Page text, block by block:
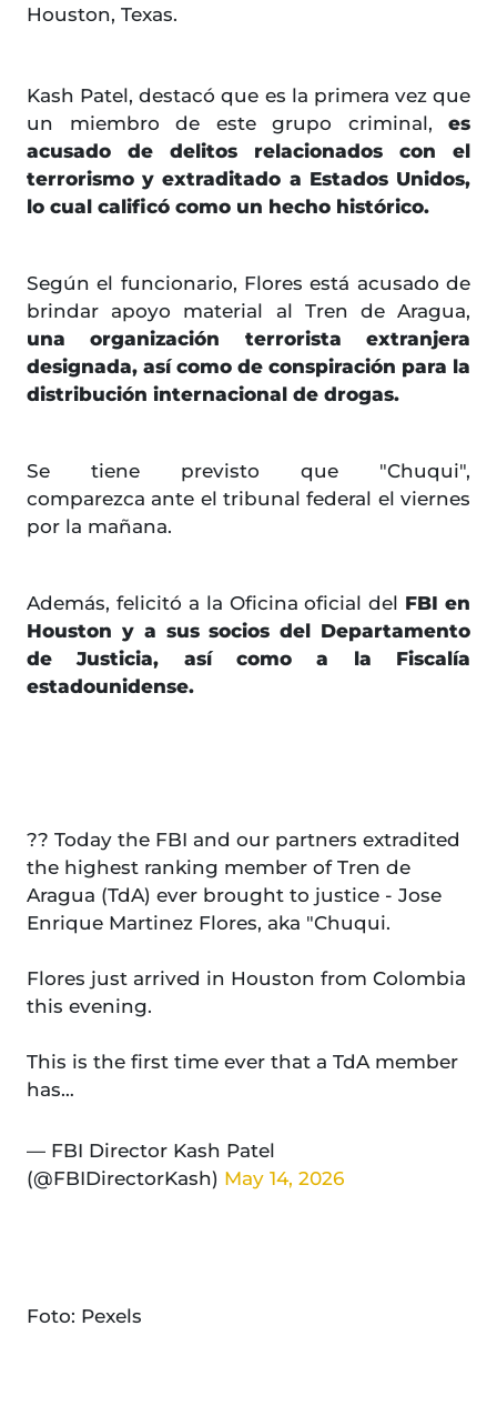
Houston, Texas.
Kash Patel, destacó que es la primera vez que
un miembro de este grupo criminal, es
acusado de delitos relacionados con el
terrorismo y extraditado a Estados Unidos,
lo cual calificó como un hecho histórico.
Según el funcionario, Flores está acusado de
brindar apoyo material al Tren de Aragua,
una organización terrorista extranjera
designada, así como de conspiración para la
distribución internacional de drogas.
Se tiene previsto que "Chuqui",
comparezca ante el tribunal federal el viernes
por la mañana.
Además, felicitó a la Oficina oficial del FBI en
Houston y a sus socios del Departamento
de Justicia, así como a la Fiscalía
estadounidense.
?? Today the FBI and our partners extradited
the highest ranking member of Tren de
Aragua (TdA) ever brought to justice - Jose
Enrique Martinez Flores, aka "Chuqui.
Flores just arrived in Houston from Colombia
this evening.
This is the first time ever that a TdA member
has…
— FBI Director Kash Patel
(@FBIDirectorKash) May 14, 2026
Foto: Pexels